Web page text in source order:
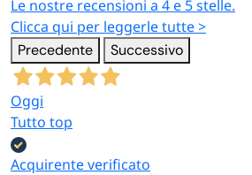
Le nostre recensioni a 4 e 5 stelle.
Clicca qui per leggerle tutte >
Precedente Successivo
Oggi
Tutto top
Acquirente verificato